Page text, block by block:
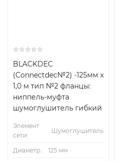
BLACKDEC
(Connectdec№2) -125мм x
1,0 м тип №2 фланцы:
ниппель-муфта
шумоглушитель гибкий
Элемент
сети:
Шумоглушитель
Диаметр.:
125 мм